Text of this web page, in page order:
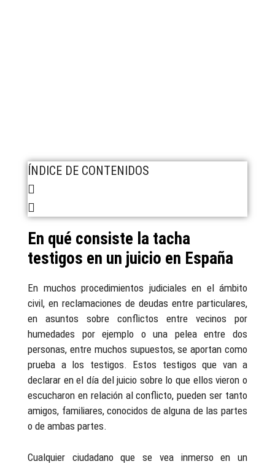
ÍNDICE DE CONTENIDOS
En qué consiste la tacha
testigos en un juicio en España
En muchos procedimientos judiciales en el ámbito
civil, en reclamaciones de deudas entre particulares,
en asuntos sobre conflictos entre vecinos por
humedades por ejemplo o una pelea entre dos
personas, entre muchos supuestos, se aportan como
prueba a los testigos. Estos testigos que van a
declarar en el día del juicio sobre lo que ellos vieron o
escucharon en relación al conflicto, pueden ser tanto
amigos, familiares, conocidos de alguna de las partes
o de ambas partes.
Cualquier ciudadano que se vea inmerso en un